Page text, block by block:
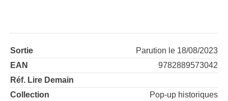
Sortie
Parution le 18/08/2023
EAN
9782889573042
Réf. Lire Demain
Collection
Pop-up historiques